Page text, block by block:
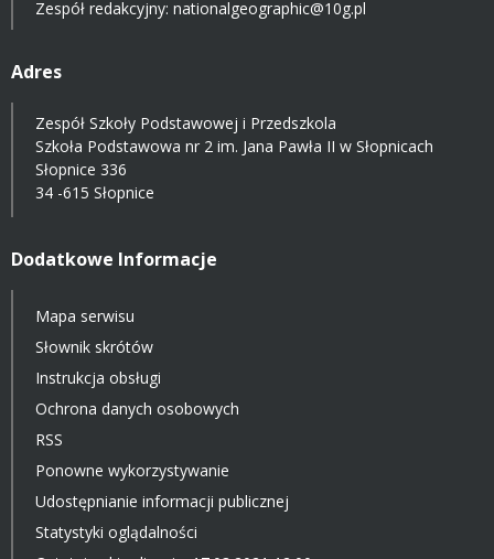
Zespół redakcyjny: nationalgeographic@10g.pl
Adres
Zespół Szkoły Podstawowej i Przedszkola
Szkoła Podstawowa nr 2 im. Jana Pawła II w Słopnicach
Słopnice 336
34 -615 Słopnice
Dodatkowe Informacje
Mapa serwisu
Słownik skrótów
Instrukcja obsługi
Ochrona danych osobowych
RSS
Ponowne wykorzystywanie
Udostępnianie informacji publicznej
Statystyki oglądalności